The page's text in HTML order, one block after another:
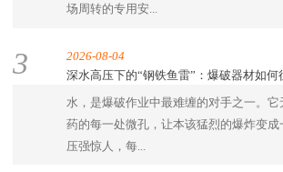
场周转的专用安...
3
2026-08-04
深水高压下的“钢铁鱼雷”：爆破器材如何
水，是爆破作业中最难缠的对手之一。
药的每一处微孔，让本该猛烈的爆炸变
压强惊人，每...